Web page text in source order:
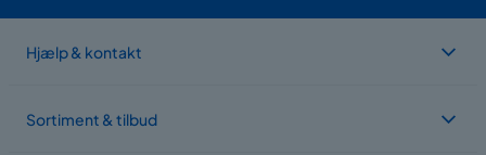
Hjælp & kontakt
Sortiment & tilbud